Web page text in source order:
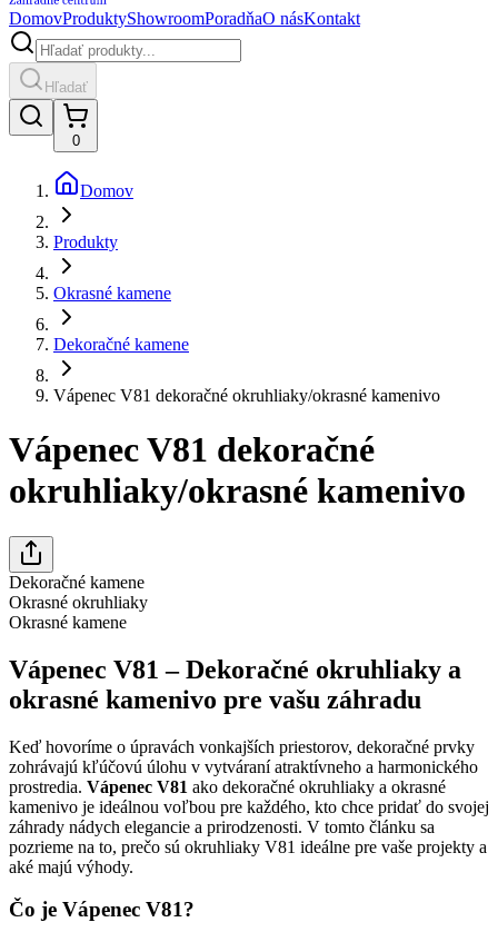
DomovProduktyShowroomPoradňaO násKontakt
Hľadať
0
Domov
Produkty
Okrasné kamene
Dekoračné kamene
Vápenec V81 dekoračné okruhliaky/okrasné kamenivo
Vápenec V81 dekoračné
okruhliaky/okrasné kamenivo
Dekoračné kamene
Okrasné okruhliaky
Okrasné kamene
Vápenec V81 – Dekoračné okruhliaky a
okrasné kamenivo pre vašu záhradu
Keď hovoríme o úpravách vonkajších priestorov, dekoračné prvky
zohrávajú kľúčovú úlohu v vytváraní atraktívneho a harmonického
prostredia. Vápenec V81 ako dekoračné okruhliaky a okrasné
kamenivo je ideálnou voľbou pre každého, kto chce pridať do svojej
záhrady nádych elegancie a prirodzenosti. V tomto článku sa
pozrieme na to, prečo sú okruhliaky V81 ideálne pre vaše projekty a
aké majú výhody.
Čo je Vápenec V81?